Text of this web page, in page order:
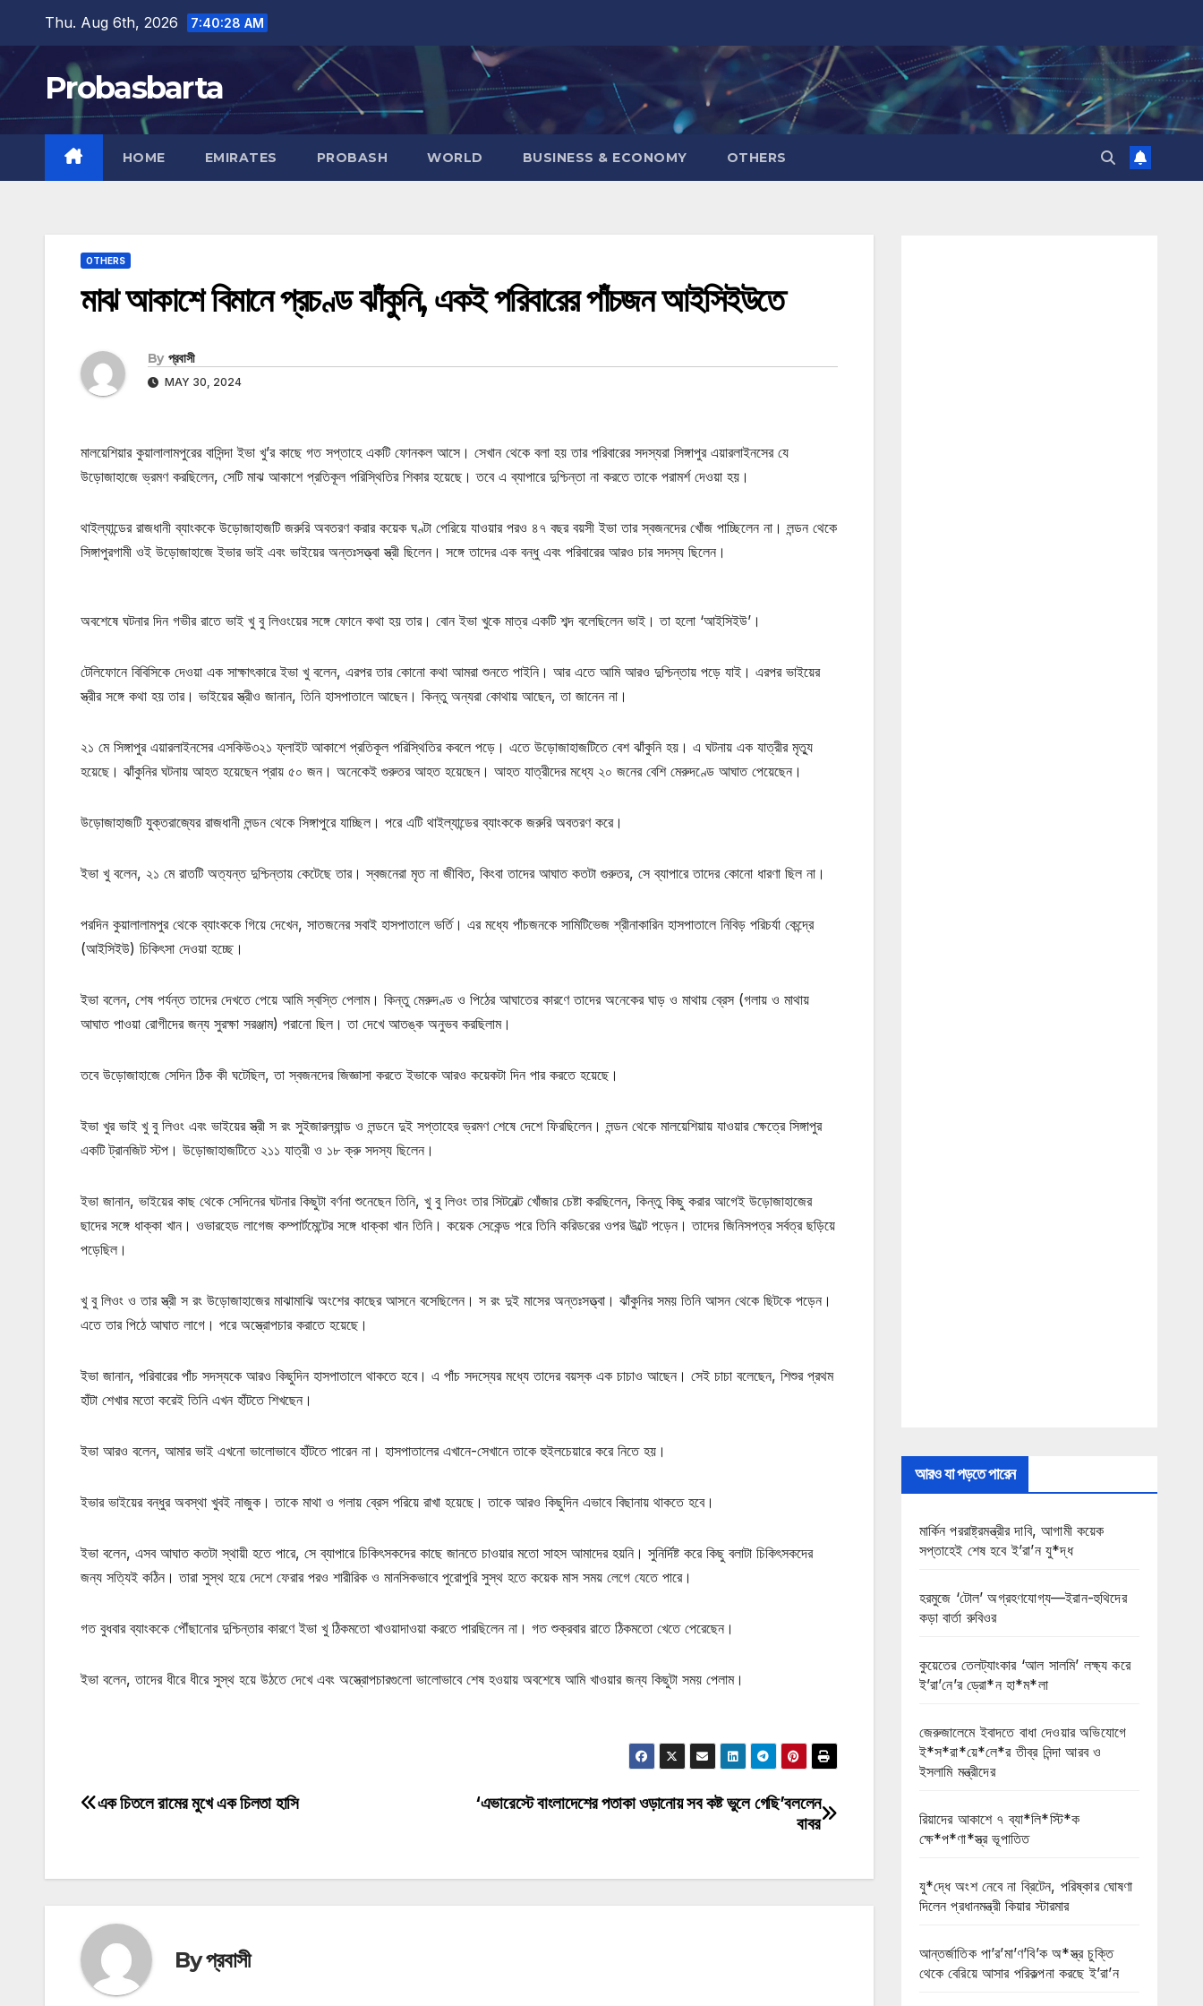
content
Thu. Aug 6th, 2026 7:40:29 AM
Probasbarta
HOME EMIRATES PROBASH WORLD BUSINESS & ECONOMY OTHERS
OTHERS
মাঝ আকাশে বিমানে প্রচণ্ড ঝাঁকুনি, একই পরিবারের পাঁচজন আইসিইউতে
By প্রবাসী
MAY 30, 2024
মালয়েশিয়ার কুয়ালালামপুরের বাসিন্দা ইভা খু’র কাছে গত সপ্তাহে একটি ফোনকল আসে। সেখান থেকে বলা হয় তার পরিবারের সদস্যরা সিঙ্গাপুর এয়ারলাইনসের যে
উড়োজাহাজে ভ্রমণ করছিলেন, সেটি মাঝ আকাশে প্রতিকূল পরিস্থিতির শিকার হয়েছে। তবে এ ব্যাপারে দুশ্চিন্তা না করতে তাকে পরামর্শ দেওয়া হয়।
থাইল্যান্ডের রাজধানী ব্যাংককে উড়োজাহাজটি জরুরি অবতরণ করার কয়েক ঘণ্টা পেরিয়ে যাওয়ার পরও ৪৭ বছর বয়সী ইভা তার স্বজনদের খোঁজ পাচ্ছিলেন না। লন্ডন থেকে
সিঙ্গাপুরগামী ওই উড়োজাহাজে ইভার ভাই এবং ভাইয়ের অন্তঃসত্ত্বা স্ত্রী ছিলেন। সঙ্গে তাদের এক বন্ধু এবং পরিবারের আরও চার সদস্য ছিলেন।
অবশেষে ঘটনার দিন গভীর রাতে ভাই খু বু লিওংয়ের সঙ্গে ফোনে কথা হয় তার। বোন ইভা খুকে মাত্র একটি শব্দ বলেছিলেন ভাই। তা হলো ‘আইসিইউ’।
টেলিফোনে বিবিসিকে দেওয়া এক সাক্ষাৎকারে ইভা খু বলেন, এরপর তার কোনো কথা আমরা শুনতে পাইনি। আর এতে আমি আরও দুশ্চিন্তায় পড়ে যাই। এরপর ভাইয়ের
স্ত্রীর সঙ্গে কথা হয় তার। ভাইয়ের স্ত্রীও জানান, তিনি হাসপাতালে আছেন। কিন্তু অন্যরা কোথায় আছেন, তা জানেন না।
২১ মে সিঙ্গাপুর এয়ারলাইনসের এসকিউ৩২১ ফ্লাইট আকাশে প্রতিকূল পরিস্থিতির কবলে পড়ে। এতে উড়োজাহাজটিতে বেশ ঝাঁকুনি হয়। এ ঘটনায় এক যাত্রীর মৃত্যু
হয়েছে। ঝাঁকুনির ঘটনায় আহত হয়েছেন প্রায় ৫০ জন। অনেকেই গুরুতর আহত হয়েছেন। আহত যাত্রীদের মধ্যে ২০ জনের বেশি মেরুদণ্ডে আঘাত পেয়েছেন।
উড়োজাহাজটি যুক্তরাজ্যের রাজধানী লন্ডন থেকে সিঙ্গাপুরে যাচ্ছিল। পরে এটি থাইল্যান্ডের ব্যাংককে জরুরি অবতরণ করে।
ইভা খু বলেন, ২১ মে রাতটি অত্যন্ত দুশ্চিন্তায় কেটেছে তার। স্বজনেরা মৃত না জীবিত, কিংবা তাদের আঘাত কতটা গুরুতর, সে ব্যাপারে তাদের কোনো ধারণা ছিল না।
পরদিন কুয়ালালামপুর থেকে ব্যাংককে গিয়ে দেখেন, সাতজনের সবাই হাসপাতালে ভর্তি। এর মধ্যে পাঁচজনকে সামিটিভেজ শ্রীনাকারিন হাসপাতালে নিবিড় পরিচর্যা কেন্দ্রে
(আইসিইউ) চিকিৎসা দেওয়া হচ্ছে।
ইভা বলেন, শেষ পর্যন্ত তাদের দেখতে পেয়ে আমি স্বস্তি পেলাম। কিন্তু মেরুদণ্ড ও পিঠের আঘাতের কারণে তাদের অনেকের ঘাড় ও মাথায় ব্রেস (গলায় ও মাথায়
আঘাত পাওয়া রোগীদের জন্য সুরক্ষা সরঞ্জাম) পরানো ছিল। তা দেখে আতঙ্ক অনুভব করছিলাম।
তবে উড়োজাহাজে সেদিন ঠিক কী ঘটেছিল, তা স্বজনদের জিজ্ঞাসা করতে ইভাকে আরও কয়েকটা দিন পার করতে হয়েছে।
ইভা খুর ভাই খু বু লিওং এবং ভাইয়ের স্ত্রী স রং সুইজারল্যান্ড ও লন্ডনে দুই সপ্তাহের ভ্রমণ শেষে দেশে ফিরছিলেন। লন্ডন থেকে মালয়েশিয়ায় যাওয়ার ক্ষেত্রে সিঙ্গাপুর
একটি ট্রানজিট স্টপ। উড়োজাহাজটিতে ২১১ যাত্রী ও ১৮ ক্রু সদস্য ছিলেন।
ইভা জানান, ভাইয়ের কাছ থেকে সেদিনের ঘটনার কিছুটা বর্ণনা শুনেছেন তিনি, খু বু লিওং তার সিটবেল্ট খোঁজার চেষ্টা করছিলেন, কিন্তু কিছু করার আগেই উড়োজাহাজের
ছাদের সঙ্গে ধাক্কা খান। ওভারহেড লাগেজ কম্পার্টমেন্টের সঙ্গে ধাক্কা খান তিনি। কয়েক সেকেন্ড পরে তিনি করিডরের ওপর উল্টে পড়েন। তাদের জিনিসপত্র সর্বত্র ছড়িয়ে
পড়েছিল।
খু বু লিওং ও তার স্ত্রী স রং উড়োজাহাজের মাঝামাঝি অংশের কাছের আসনে বসেছিলেন। স রং দুই মাসের অন্তঃসত্ত্বা। ঝাঁকুনির সময় তিনি আসন থেকে ছিটকে পড়েন।
এতে তার পিঠে আঘাত লাগে। পরে অস্ত্রোপচার করাতে হয়েছে।
ইভা জানান, পরিবারের পাঁচ সদস্যকে আরও কিছুদিন হাসপাতালে থাকতে হবে। এ পাঁচ সদস্যের মধ্যে তাদের বয়স্ক এক চাচাও আছেন। সেই চাচা বলেছেন, শিশুর প্রথম
হাঁটা শেখার মতো করেই তিনি এখন হাঁটতে শিখছেন।
ইভা আরও বলেন, আমার ভাই এখনো ভালোভাবে হাঁটতে পারেন না। হাসপাতালের এখানে-সেখানে তাকে হুইলচেয়ারে করে নিতে হয়।
ইভার ভাইয়ের বন্ধুর অবস্থা খুবই নাজুক। তাকে মাথা ও গলায় ব্রেস পরিয়ে রাখা হয়েছে। তাকে আরও কিছুদিন এভাবে বিছানায় থাকতে হবে।
ইভা বলেন, এসব আঘাত কতটা স্থায়ী হতে পারে, সে ব্যাপারে চিকিৎসকদের কাছে জানতে চাওয়ার মতো সাহস আমাদের হয়নি। সুনির্দিষ্ট করে কিছু বলাটা চিকিৎসকদের
জন্য সত্যিই কঠিন। তারা সুস্থ হয়ে দেশে ফেরার পরও শারীরিক ও মানসিকভাবে পুরোপুরি সুস্থ হতে কয়েক মাস সময় লেগে যেতে পারে।
গত বুধবার ব্যাংককে পৌঁছানোর দুশ্চিন্তার কারণে ইভা খু ঠিকমতো খাওয়াদাওয়া করতে পারছিলেন না। গত শুক্রবার রাতে ঠিকমতো খেতে পেরেছেন।
ইভা বলেন, তাদের ধীরে ধীরে সুস্থ হয়ে উঠতে দেখে এবং অস্ত্রোপচারগুলো ভালোভাবে শেষ হওয়ায় অবশেষে আমি খাওয়ার জন্য কিছুটা সময় পেলাম।
Post
‘এভারেস্টে বাংলাদেশের পতাকা ওড়ানোয় সব কষ্ট ভুলে গেছি’বললেন
বাবর
এক চিতলে রামের মুখে এক চিলতা হাসি
Byপ্রবাসী
আরও যা পড়তে পারেন
মার্কিন পররাষ্ট্রমন্ত্রীর দাবি, আগামী কয়েক
সপ্তাহেই শেষ হবে ই’রা’ন যু*দ্ধ
হরমুজে ‘টোল’ অগ্রহণযোগ্য—ইরান-হুথিদের
কড়া বার্তা রুবিওর
কুয়েতের তেলট্যাংকার ‘আল সালমি’ লক্ষ্য করে
ই’রা’নে’র ড্রো*ন হা*ম*লা
জেরুজালেমে ইবাদতে বাধা দেওয়ার অভিযোগে
ই*স*রা*য়ে*লে*র তীব্র নিন্দা আরব ও
ইসলামি মন্ত্রীদের
রিয়াদের আকাশে ৭ ব্যা*লি*স্টি*ক
ক্ষে*প*ণা*স্ত্র ভূপাতিত
যু*দ্ধে অংশ নেবে না ব্রিটেন, পরিষ্কার ঘোষণা
দিলেন প্রধানমন্ত্রী কিয়ার স্টারমার
আন্তর্জাতিক পা’র’মা’ণ’বি’ক অ*স্ত্র চুক্তি
থেকে বেরিয়ে আসার পরিকল্পনা করছে ই’রা’ন